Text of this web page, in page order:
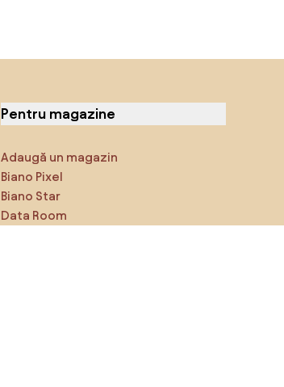
Pentru magazine
Adaugă un magazin
Biano Pixel
Biano Star
Data Room